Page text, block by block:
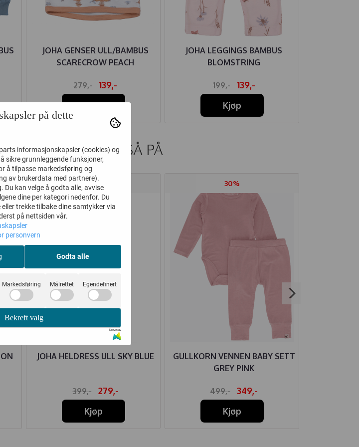
JOHA GENSER ULL/BAMBUS
SCARECROW PEACH
279,-
139,-
Kjøp
JOHA LEGGINGS BAMBUS
BLOMSTRING
199,-
139,-
Kjøp
PÅ DETTE SÅ OGSÅ PÅ
30%
JOHA HELDRESS ULL SKY BLUE
399,-
279,-
Kjøp
30%
GULLKORN VENNEN BABY SETT
GREY PINK
499,-
349,-
Kjøp
på dette
informasjonskapsler (cookies) og
sikre grunnleggende funksjoner,
å tilpasse markedsføring og
av brukerdata med partnere).
Du kan velge å godta alle, avvise
dine per kategori nedenfor. Du
trekke tilbake dine samtykker via
på nettsiden vår.
personvern
Godta alle
Markedsføring Målrettet Egendefinert
Bekreft valg
Drevet av